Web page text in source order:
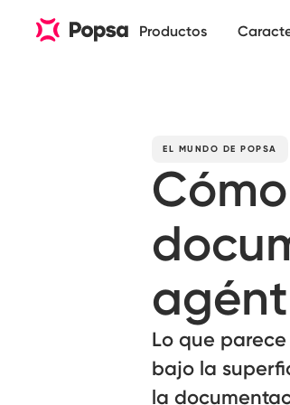
Productos
EL MUNDO DE POPSA
Lo que
bajo la
la